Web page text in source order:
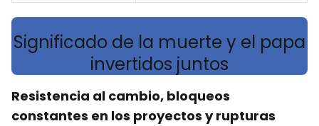
Significado de la muerte y el papa
invertidos juntos
Resistencia al cambio, bloqueos
constantes en los proyectos y rupturas